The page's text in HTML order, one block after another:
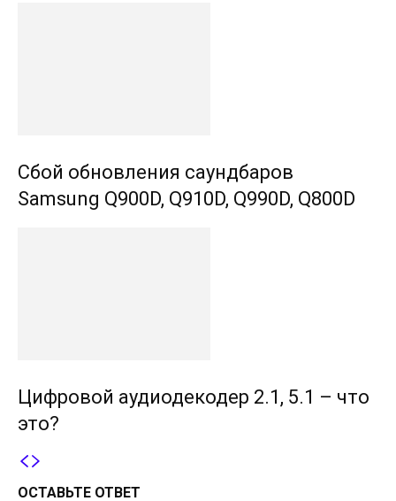
Сбой обновления саундбаров
Samsung Q900D, Q910D, Q990D, Q800D
Цифровой аудиодекодер 2.1, 5.1 – что
это?
ОСТАВЬТЕ ОТВЕТ